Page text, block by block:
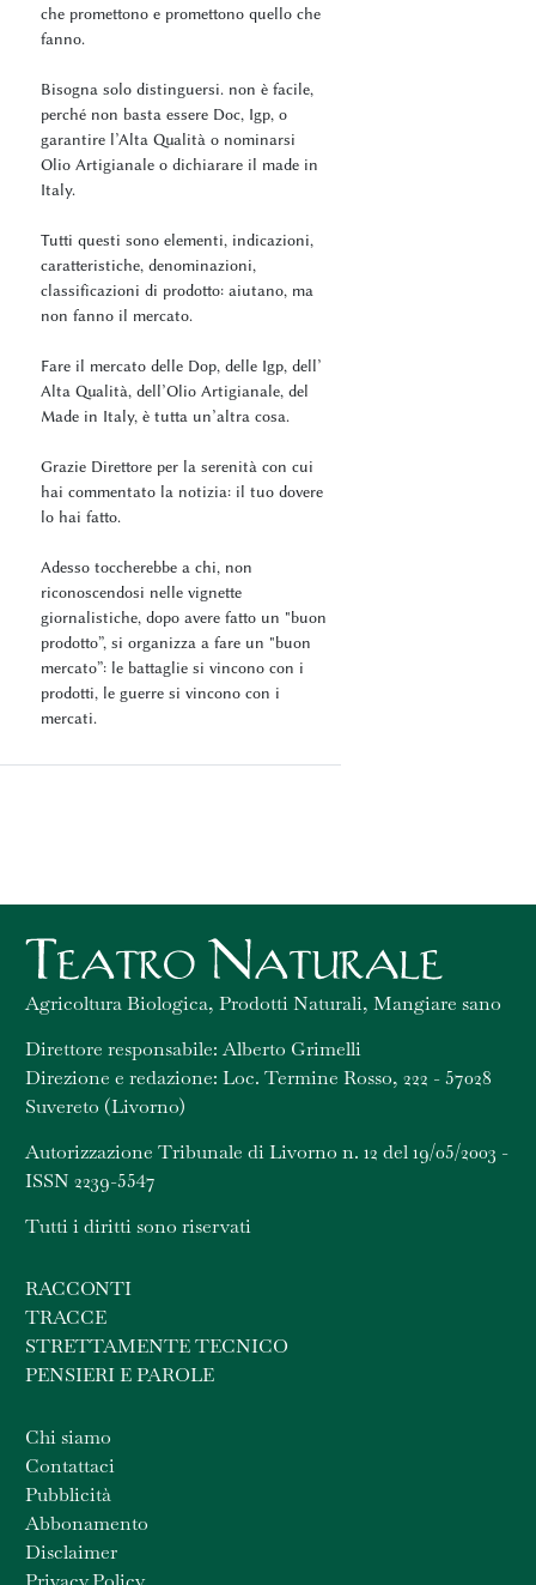
che promettono e promettono quello che
fanno.
Bisogna solo distinguersi. non è facile,
perché non basta essere Doc, Igp, o
garantire l’Alta Qualità o nominarsi
Olio Artigianale o dichiarare il made in
Italy.
Tutti questi sono elementi, indicazioni,
caratteristiche, denominazioni,
classificazioni di prodotto: aiutano, ma
non fanno il mercato.
Fare il mercato delle Dop, delle Igp, dell’
Alta Qualità, dell’Olio Artigianale, del
Made in Italy, è tutta un’altra cosa.
Grazie Direttore per la serenità con cui
hai commentato la notizia: il tuo dovere
lo hai fatto.
Adesso toccherebbe a chi, non
riconoscendosi nelle vignette
giornalistiche, dopo avere fatto un "buon
prodotto”, si organizza a fare un "buon
mercato”: le battaglie si vincono con i
prodotti, le guerre si vincono con i
mercati.
Agricoltura Biologica, Prodotti Naturali, Mangiare sano
Direttore responsabile: Alberto Grimelli
Direzione e redazione: Loc. Termine Rosso, 222 - 57028
Suvereto (Livorno)
Autorizzazione Tribunale di Livorno n. 12 del 19/05/2003 -
ISSN 2239-5547
Tutti i diritti sono riservati
RACCONTI
TRACCE
STRETTAMENTE TECNICO
PENSIERI E PAROLE
Chi siamo
Contattaci
Pubblicità
Abbonamento
Disclaimer